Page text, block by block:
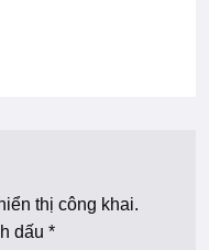
thị công khai.
dấu *